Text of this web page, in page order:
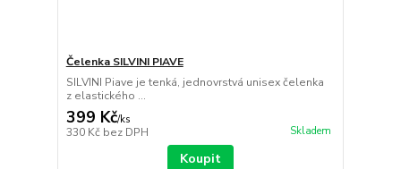
Čelenka SILVINI PIAVE
SILVINI Piave je tenká, jednovrstvá unisex čelenka
z elastického ...
399 Kč/ks
330 Kč bez DPH Skladem
Koupit